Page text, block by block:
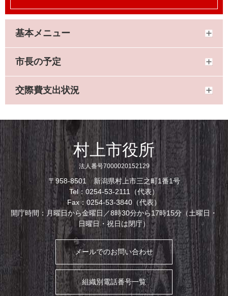
基本メニュー
市長の予定
交際費支出状況
村上市役所
法人番号7000020152129
〒958-8501 新潟県村上市三之町1番1号
Tel：0254-53-2111（代表）
Fax：0254-53-3840（代表）
開庁時間：月曜日から金曜日／8時30分から17時15分（土曜日・
日曜日・祝日は閉庁）
メールでのお問い合わせ
組織別電話番号一覧